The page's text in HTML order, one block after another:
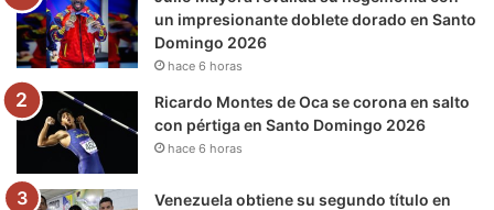
o
k
r
e
r
m
a
un impresionante doblete dorado en Santo
Domingo 2026
hace 6 horas
Ricardo Montes de Oca se corona en salto
con pértiga en Santo Domingo 2026
hace 6 horas
Venezuela obtiene su segundo título en